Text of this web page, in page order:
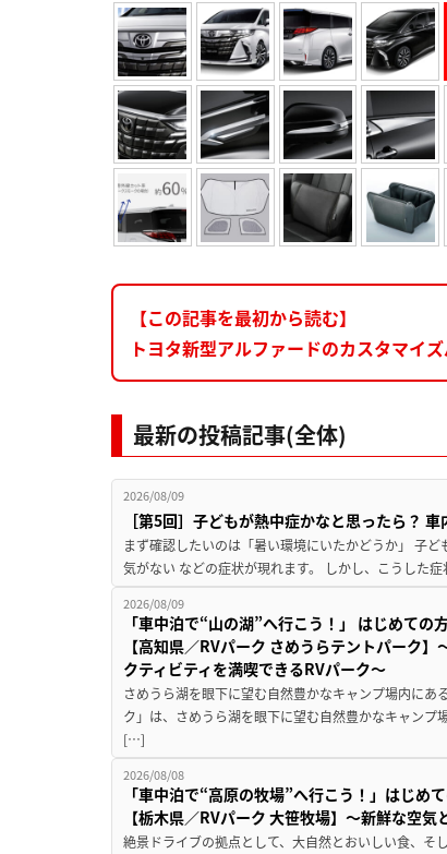
【この記事を最初から読む】
トヨタ新型アルファードのカスタマイ
最新の投稿記事(全体)
2026/08/09
［第5回］子どもが熱中症かなと思ったら？
まず確認したいのは「暑い環境にいたかどうか」 子
気がない などの症状が現れます。 しかし、こうした
2026/08/09
「車中泊で“山の湖”へ行こう！」 はじめて
【高知県／RVパーク さめうらテントパーク
クティビティを満喫できるRVパーク～
さめうら湖を眼下に望む自然豊かなキャンプ場内にあ
ク」は、さめうら湖を眼下に望む自然豊かなキャン
[…]
2026/08/08
「車中泊で“高原の牧場”へ行こう！」はじめ
【栃木県／RVパーク 大笹牧場】～新鮮な空
絶景ドライブの拠点として、大自然とおいしい食、そ